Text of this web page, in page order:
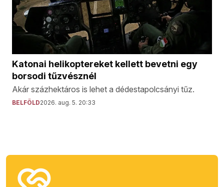
Katonai helikoptereket kellett bevetni egy
borsodi tűzvésznél
Akár százhektáros is lehet a dédestapolcsányi tűz.
BELFÖLD2026. aug. 5. 20:33